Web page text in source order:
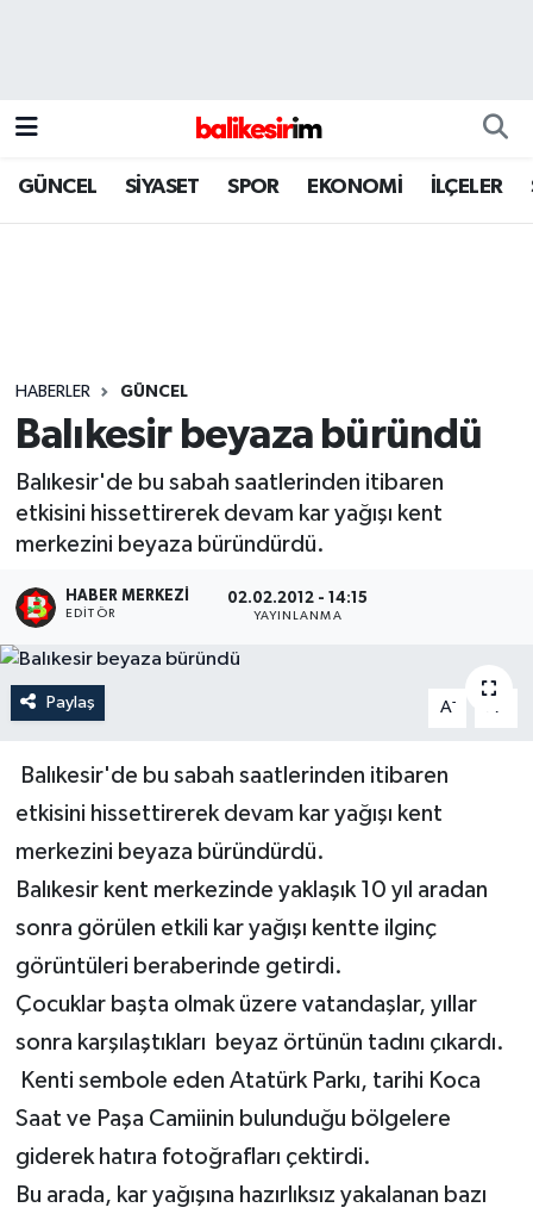
GÜNCEL SİYASET SPOR EKONOMİ İLÇELER
HABERLER GÜNCEL
Balıkesir beyaza büründü
Balıkesir'de bu sabah saatlerinden itibaren
etkisini hissettirerek devam kar yağışı kent
merkezini beyaza büründürdü.
HABER MERKEZI
EDITÖR
02.02.2012 - 14:15
YAYINLANMA
Paylaş A- A
Balıkesir'de bu sabah saatlerinden itibaren
etkisini hissettirerek devam kar yağışı kent
merkezini beyaza büründürdü.
Balıkesir kent merkezinde yaklaşık 10 yıl aradan
sonra görülen etkili kar yağışı kentte ilginç
görüntüleri beraberinde getirdi.
Çocuklar başta olmak üzere vatandaşlar, yıllar
sonra karşılaştıkları beyaz örtünün tadını çıkardı.
Kenti sembole eden Atatürk Parkı, tarihi Koca
Saat ve Paşa Camiinin bulunduğu bölgelere
giderek hatıra fotoğrafları çektirdi.
Bu arada, kar yağışına hazırlıksız yakalanan bazı